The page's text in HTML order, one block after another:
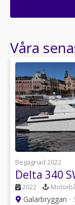
nära
Våra
Varmt
Våra
Begagnad 2022
Delta 340
2022
Galärbryggan •